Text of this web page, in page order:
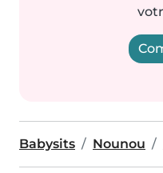
Babysits Nounou